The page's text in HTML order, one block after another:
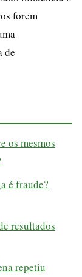
forem
de
os mesmos
é fraude?
resultados
repetiu